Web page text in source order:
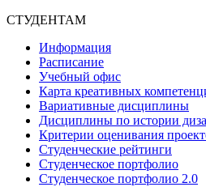
СТУДЕНТАМ
Информация
Расписание
Учебный офис
Карта креативных
Вариативные дисциплины
Дисциплины по истории
Критерии оценивания
Студенческие рейтинги
Студенческое портфолио
Студенческое портфолио 2.0